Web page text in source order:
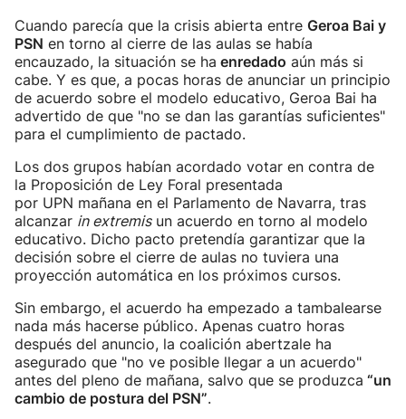
Cuando parecía que la crisis abierta entre Geroa Bai y
PSN en torno al cierre de las aulas se había
encauzado, la situación se ha enredado aún más si
cabe. Y es que, a pocas horas de anunciar un principio
de acuerdo sobre el modelo educativo, Geroa Bai ha
advertido de que "no se dan las garantías suficientes"
para el cumplimiento de pactado.
Los dos grupos habían acordado votar en contra de
la Proposición de Ley Foral presentada
por UPN mañana en el Parlamento de Navarra, tras
alcanzar in extremisun acuerdo en torno al modelo
educativo. Dicho pacto pretendía garantizar que la
decisión sobre el cierre de aulas no tuviera una
proyección automática en los próximos cursos.
Sin embargo, el acuerdo ha empezado a tambalearse
nada más hacerse público. Apenas cuatro horas
después del anuncio, la coalición abertzale ha
asegurado que "no ve posible llegar a un acuerdo"
antes del pleno de mañana, salvo que se produzca “un
cambio de postura del PSN”.